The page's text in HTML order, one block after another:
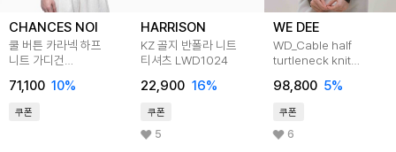
CHANCES NOI
쿨 버튼 카라넥 하프
니트 가디건
71,100 10%
쿠폰
HARRISON
KZ 골지 반폴라 니트
티셔츠 LWD1024
22,900 16%
쿠폰
5
WE DEE
WD_Cable half
turtleneck knit
98,800 5%
쿠폰
6